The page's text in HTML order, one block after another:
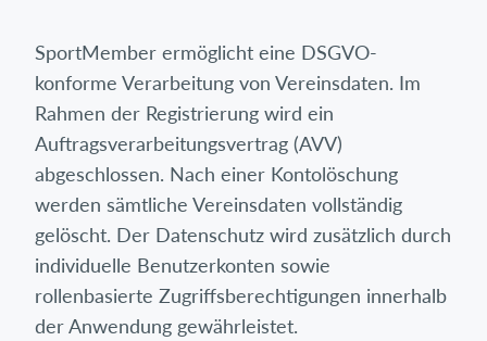
SportMember ermöglicht eine DSGVO-
konforme Verarbeitung von Vereinsdaten. Im
Rahmen der Registrierung wird ein
Auftragsverarbeitungsvertrag (AVV)
abgeschlossen. Nach einer Kontolöschung
werden sämtliche Vereinsdaten vollständig
gelöscht. Der Datenschutz wird zusätzlich durch
individuelle Benutzerkonten sowie
rollenbasierte Zugriffsberechtigungen innerhalb
der Anwendung gewährleistet.